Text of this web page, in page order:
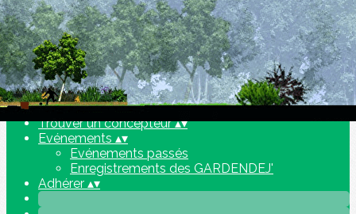
Cliquez pour éditer
L'association▴▾
Présentation
Equipe
Trouver un concepteur▴▾
Evénements ▴▾
Evénements passés
Enregistrements des GARDENDEJ'
Adhérer ▴▾